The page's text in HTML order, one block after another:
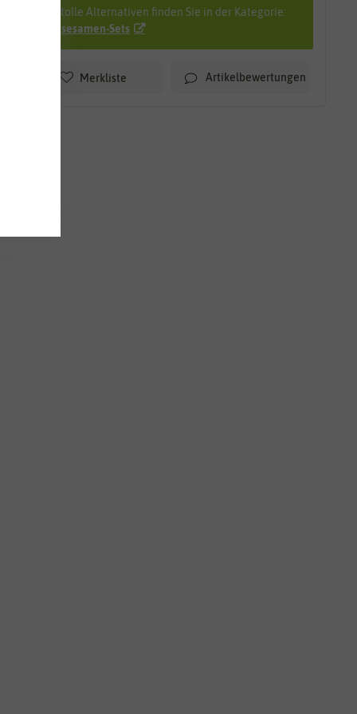
Viele tolle Alternativen finden Sie in der Kategorie:
Gemüsesamen-Sets
Merkliste Artikelbewertungen